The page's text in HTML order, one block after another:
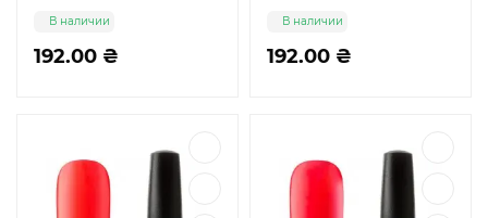
192.00 ₴
В наличии
192.00 ₴
В наличии